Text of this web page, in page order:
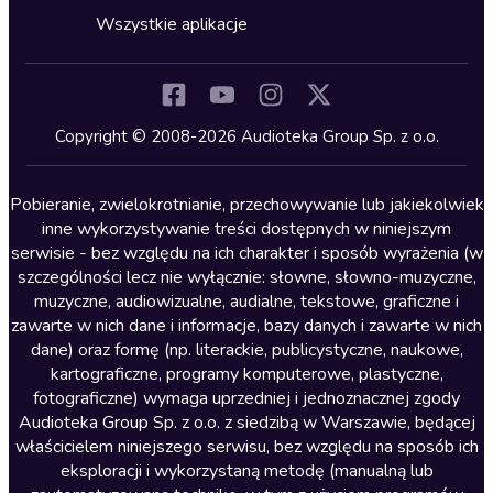
Kryminały
Lektury szkolne
Literatura anglojęzyczna
Literatura faktu
Literatura obyczajowa
Literatura piękna obca
Literatura piękna polska
Nagrania relaksacyjne
Nauka języków
Nauki humanistyczne
Wszystkie aplikacje
Copyright © 2008-2026 Audioteka Group Sp. z o.o.
Pobieranie, zwielokrotnianie, przechowywanie lub jakiekolwiek
inne wykorzystywanie treści dostępnych w niniejszym
serwisie - bez względu na ich charakter i sposób wyrażenia (w
szczególności lecz nie wyłącznie: słowne, słowno-muzyczne,
muzyczne, audiowizualne, audialne, tekstowe, graficzne i
zawarte w nich dane i informacje, bazy danych i zawarte w nich
dane) oraz formę (np. literackie, publicystyczne, naukowe,
kartograficzne, programy komputerowe, plastyczne,
fotograficzne) wymaga uprzedniej i jednoznacznej zgody
Audioteka Group Sp. z o.o. z siedzibą w Warszawie, będącej
właścicielem niniejszego serwisu, bez względu na sposób ich
eksploracji i wykorzystaną metodę (manualną lub